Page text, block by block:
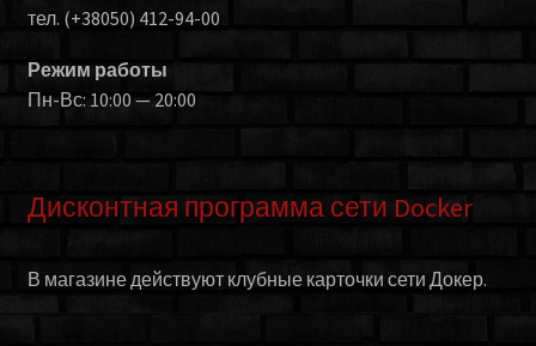
тел. (+38050) 412-94-00
Режим работы
Пн-Вс: 10:00 — 20:00
Дисконтная программа сети Docker
В магазине действуют клубные карточки сети Докер.